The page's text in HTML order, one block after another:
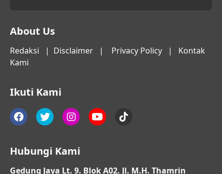
About Us
Redaksi | Disclaimer | Privacy Policy | Kontak
Kami
Ikuti Kami
Hubungi Kami
Gedung Jaya Lt. 9. Blok A02. Jl. M.H. Thamrin